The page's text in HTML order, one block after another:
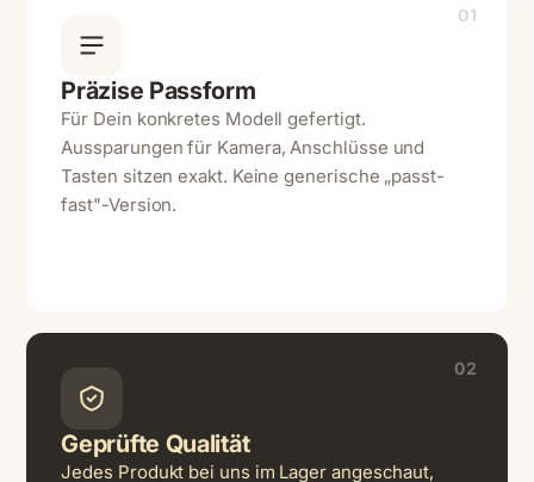
01
Präzise Passform
Für Dein konkretes Modell gefertigt.
Aussparungen für Kamera, Anschlüsse und
Tasten sitzen exakt. Keine generische „passt-
fast"-Version.
02
Geprüfte Qualität
Jedes Produkt bei uns im Lager angeschaut,